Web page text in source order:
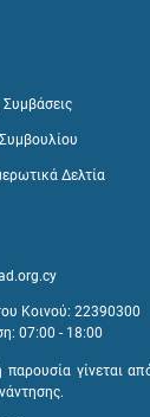
Δελτία
Κοινού: 22390300
07:00 - 18:00
γίνεται